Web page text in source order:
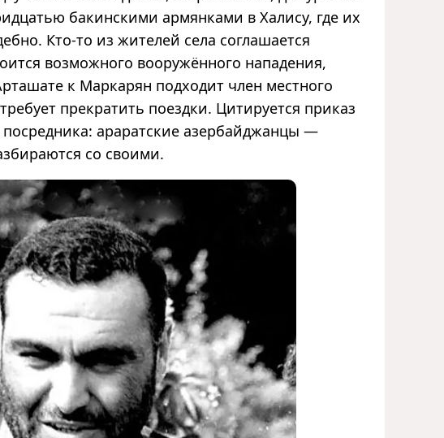
бакинскими армянками в Халису, где их
Кто-то из жителей села соглашается
возможного вооружённого нападения,
к Маркарян подходит член местного
прекратить поездки. Цитируется приказ
араратские азербайджанцы —
со своими.